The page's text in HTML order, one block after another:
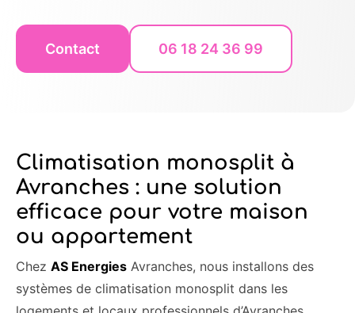
Contact 06 18 24 36 99
Climatisation monosplit à
Avranches : une solution
efficace pour votre maison
ou appartement
Chez AS Energies Avranches, nous installons des
systèmes de climatisation monosplit dans les